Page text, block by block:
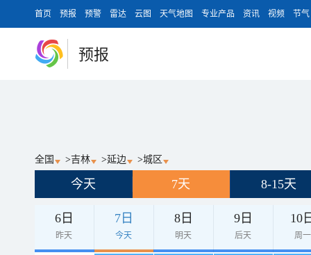
首页 预报 预警 雷达 云图 天气地图 专业产品 资讯 视频 节气
预报
全国 >吉林 >延边 >城区
今天 7天 8-15天
6日
昨天
7日
今天
8日
明天
9日
后天
10
周一